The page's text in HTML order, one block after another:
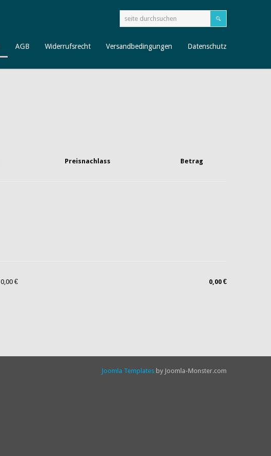
AGB Widerrufsrecht Versandbedingungen Datenschutz
Preisnachlass Betrag
0,00 €
0,00 €
Joomla Templates by Joomla-Monster.com